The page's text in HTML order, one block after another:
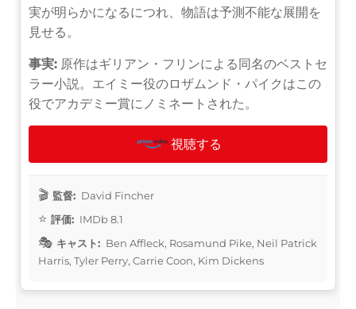
実が明らかになるにつれ、物語は予測不能な展開を
見せる。
事実: 原作はギリアン・フリンによる同名のベストセ
ラー小説。エイミー役のロザムンド・パイクはこの
役でアカデミー賞にノミネートされた。
視聴する
監督: David Fincher
評価: IMDb 8.1
キャスト: Ben Affleck, Rosamund Pike, Neil Patrick
Harris, Tyler Perry, Carrie Coon, Kim Dickens